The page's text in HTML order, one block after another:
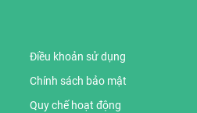
Điều khoản sử dụng
Chính sách bảo mật
Quy chế hoạt động